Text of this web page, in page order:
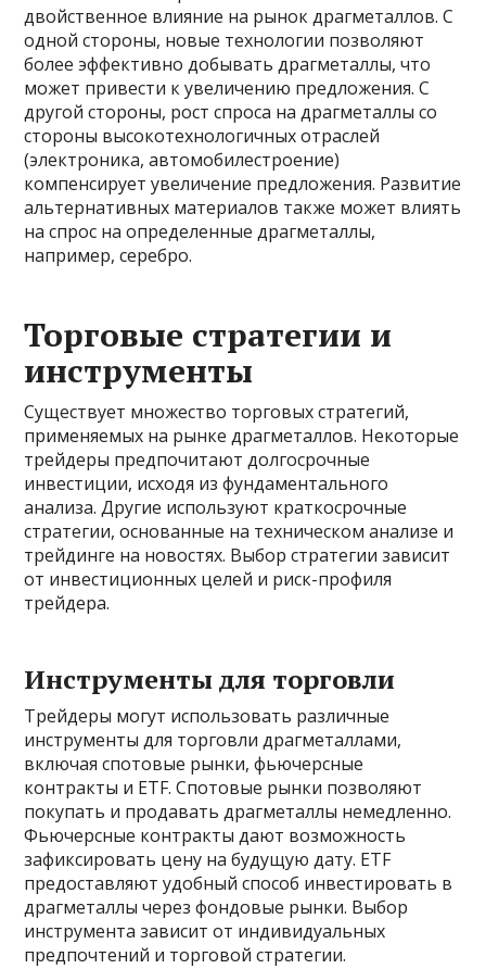
двойственное влияние на рынок драгметаллов. С
одной стороны, новые технологии позволяют
более эффективно добывать драгметаллы, что
может привести к увеличению предложения. С
другой стороны, рост спроса на драгметаллы со
стороны высокотехнологичных отраслей
(электроника, автомобилестроение)
компенсирует увеличение предложения. Развитие
альтернативных материалов также может влиять
на спрос на определенные драгметаллы,
например, серебро.
Торговые стратегии и
инструменты
Существует множество торговых стратегий,
применяемых на рынке драгметаллов. Некоторые
трейдеры предпочитают долгосрочные
инвестиции, исходя из фундаментального
анализа. Другие используют краткосрочные
стратегии, основанные на техническом анализе и
трейдинге на новостях. Выбор стратегии зависит
от инвестиционных целей и риск-профиля
трейдера.
Инструменты для торговли
Трейдеры могут использовать различные
инструменты для торговли драгметаллами,
включая спотовые рынки, фьючерсные
контракты и ETF. Спотовые рынки позволяют
покупать и продавать драгметаллы немедленно.
Фьючерсные контракты дают возможность
зафиксировать цену на будущую дату. ETF
предоставляют удобный способ инвестировать в
драгметаллы через фондовые рынки. Выбор
инструмента зависит от индивидуальных
предпочтений и торговой стратегии.